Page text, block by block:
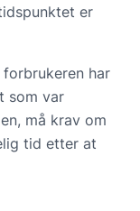
er
har
som var
må krav om
tid etter at